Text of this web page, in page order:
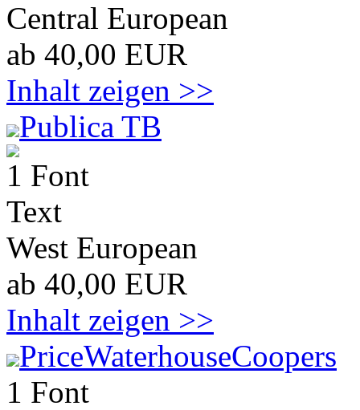
Central European
ab 40,00 EUR
Inhalt zeigen >>
Publica TB
1 Font
Text
West European
ab 40,00 EUR
Inhalt zeigen >>
PriceWaterhouseCoopers
1 Font